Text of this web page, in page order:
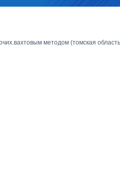
методом (томская